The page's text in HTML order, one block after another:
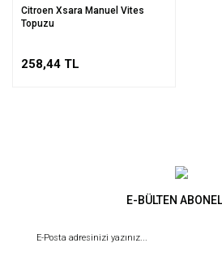
Citroen Xsara Manuel Vites
Topuzu
258,44 TL
E-BÜLTEN